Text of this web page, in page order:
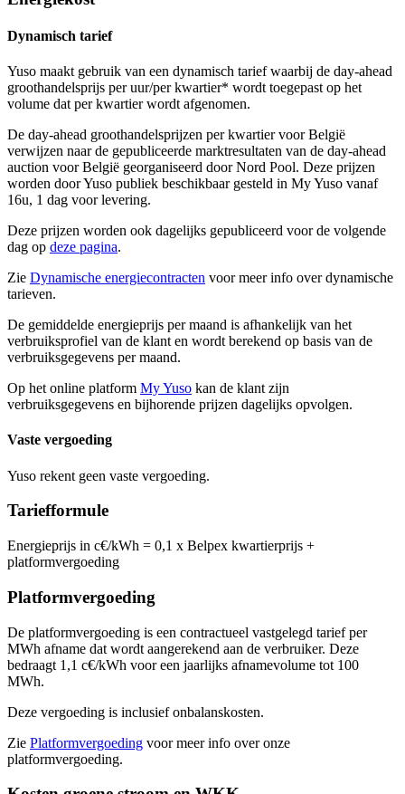
Dynamisch tarief
Yuso maakt gebruik van een dynamisch tarief waarbij de day-ahead
groothandelsprijs per uur/per kwartier* wordt toegepast op het
volume dat per kwartier wordt afgenomen.
De day-ahead groothandelsprijzen per kwartier voor België
verwijzen naar de gepubliceerde marktresultaten van de day-ahead
auction voor België georganiseerd door Nord Pool. Deze prijzen
worden door Yuso publiek beschikbaar gesteld in My Yuso vanaf
16u, 1 dag voor levering.
Deze prijzen worden ook dagelijks gepubliceerd voor de volgende
dag op deze pagina.
Zie Dynamische energiecontracten voor meer info over dynamische
tarieven.
De gemiddelde energieprijs per maand is afhankelijk van het
verbruiksprofiel van de klant en wordt berekend op basis van de
verbruiksgegevens per maand.
Op het online platform My Yuso kan de klant zijn
verbruiksgegevens en bijhorende prijzen dagelijks opvolgen.
Vaste vergoeding
Yuso rekent geen vaste vergoeding.
Tariefformule
Energieprijs in c€/kWh = 0,1 x Belpex kwartierprijs +
platformvergoeding
Platformvergoeding
De platformvergoeding is een contractueel vastgelegd tarief per
MWh afname dat wordt aangerekend aan de verbruiker. Deze
bedraagt 1,1 c€/kWh voor een jaarlijks afnamevolume tot 100
MWh.
Deze vergoeding is inclusief onbalanskosten.
Zie Platformvergoeding voor meer info over onze
platformvergoeding.